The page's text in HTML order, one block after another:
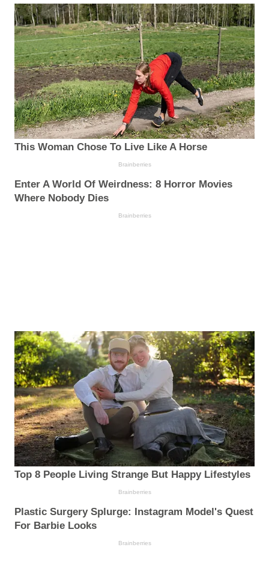
This Woman Chose To Live Like A Horse
Brainberries
Enter A World Of Weirdness: 8 Horror Movies
Where Nobody Dies
Brainberries
Top 8 People Living Strange But Happy Lifestyles
Brainberries
Plastic Surgery Splurge: Instagram Model's Quest
For Barbie Looks
Brainberries